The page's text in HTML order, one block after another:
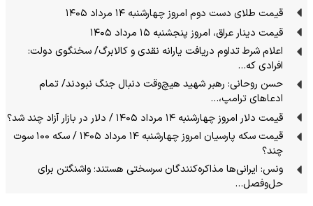
قیمت طلای دست دوم امروز چهارشنبه ۱۴ مرداد ۱۴۰۵
قیمت دینار عراق، امروز پنجشنبه ۱۵ مرداد ۱۴۰۵
اعلام شرط تداوم دریافت یارانه نقدی و کالابرگ/ سخنگوی دولت:
افرادی که…
حسن روحانی: رهبر شهید هیچ‌وقت دنبال جنگ نبودند/ تمام
ادعاهای ترامپ،…
قیمت دلار امروز چهارشنبه ۱۴ مرداد ۱۴۰۵ / دلار در بازار آزاد چند شد؟
قیمت سکه پارسیان امروز چهارشنبه ۱۴ مرداد ۱۴۰۵ / سکه ۱۰۰ سوت
چند؟
ونس: ایرانی‌ها مذاکره‌کنندگان سرسختی هستند؛ واشنگتن برای
حل‌وفصل…